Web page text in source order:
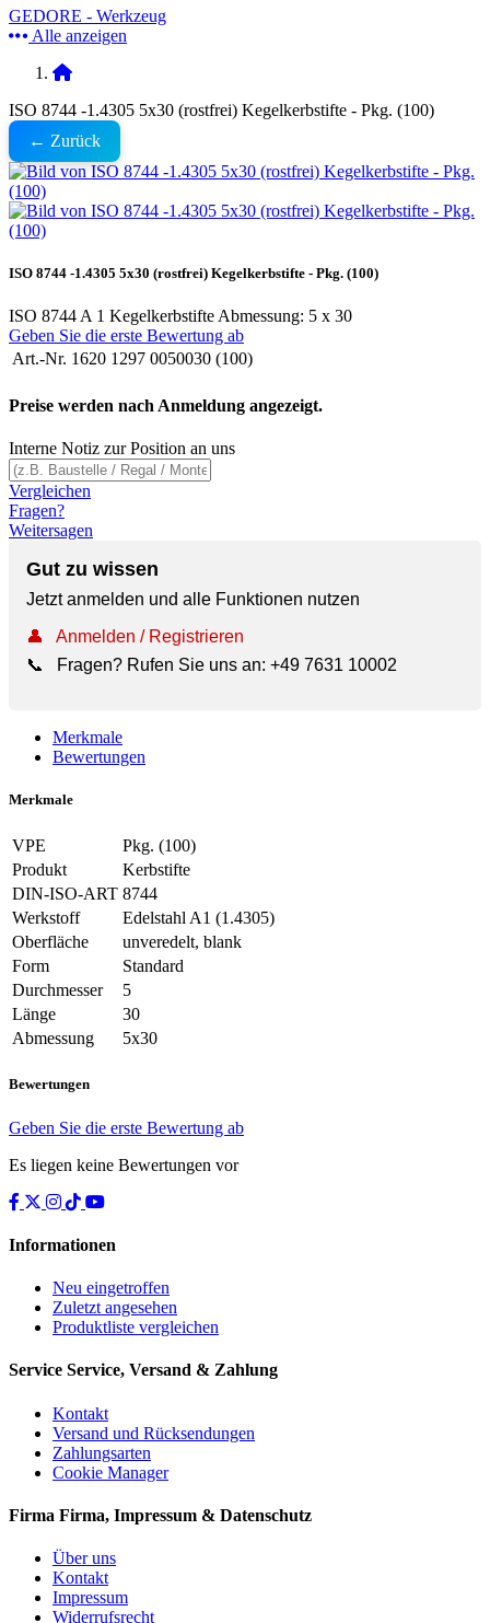
GEDORE - Werkzeug
Alle anzeigen
ISO 8744 -1.4305 5x30 (rostfrei) Kegelkerbstifte - Pkg. (100)
← Zurück
ISO 8744 -1.4305 5x30 (rostfrei) Kegelkerbstifte - Pkg. (100)
ISO 8744 A 1 Kegelkerbstifte Abmessung: 5 x 30
Geben Sie die erste Bewertung ab
Art.-Nr. 1620 1297 0050030 (100)
Preise werden nach Anmeldung angezeigt.
Interne Notiz zur Position an uns
Vergleichen
Fragen?
Weitersagen
Gut zu wissen
Jetzt anmelden und alle Funktionen nutzen
👤
Anmelden / Registrieren
📞
Fragen? Rufen Sie uns an: +49 7631 10002
Merkmale
Bewertungen
Merkmale
VPE
Pkg. (100)
Produkt
Kerbstifte
DIN-ISO-ART 8744
Werkstoff
Edelstahl A1 (1.4305)
Oberfläche
unveredelt, blank
Form
Standard
Durchmesser
5
Länge
30
Abmessung
5x30
Bewertungen
Geben Sie die erste Bewertung ab
Es liegen keine Bewertungen vor
Informationen
Neu eingetroffen
Zuletzt angesehen
Produktliste vergleichen
Service Service, Versand & Zahlung
Kontakt
Versand und Rücksendungen
Zahlungsarten
Cookie Manager
Firma Firma, Impressum & Datenschutz
Über uns
Kontakt
Impressum
Widerrufsrecht